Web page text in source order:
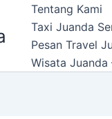
Tentang Kami
Taxi Juanda
Pesan Travel
Wisata Juanda